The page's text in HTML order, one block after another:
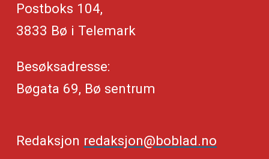
Postboks 104,
3833 Bø i Telemark
Besøksadresse:
Bøgata 69, Bø sentrum
Redaksjon redaksjon@boblad.no